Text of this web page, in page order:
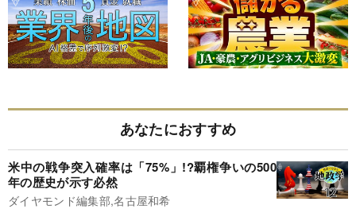
あなたにおすすめ
米中の戦争突入確率は「75%」!?覇権争いの500
年の歴史が示す必然
ダイヤモンド編集部,名古屋和希